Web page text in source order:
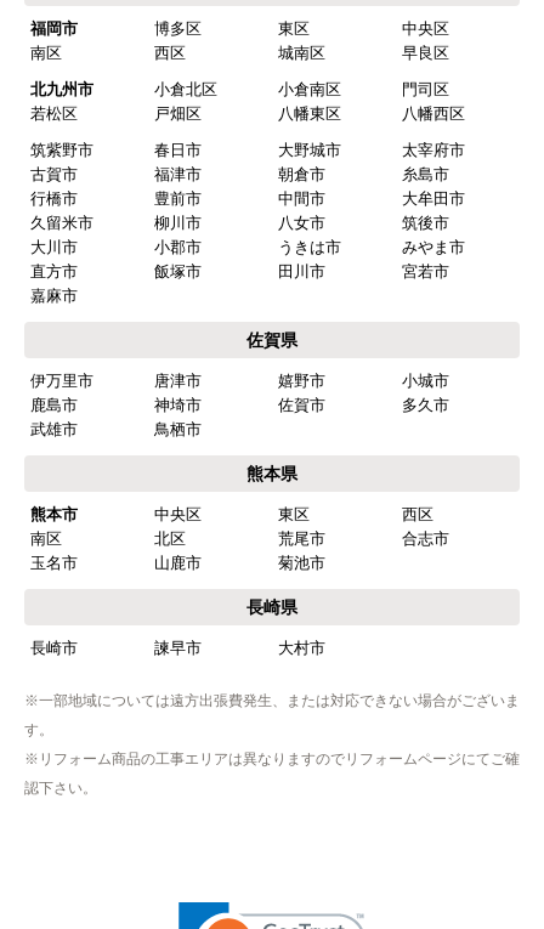
予定の期日までに商品が届きましたか？
商品の梱包は必要十分なものでしたか？
またこのショップを利用したいですか？
文時期】2026年03月頃（モバイルから）
【このショップを選んだ理由は？】
商品価格がお手頃だった
【注文からどのくらいで届きましたか？】
忘れました
【その他感想・コメント】
工事は土曜日に申し込んだが、
たので、仕事を1日休まなければならなかった。
hisahisa229 さん
ショップからの連絡や対応は適切でしたか？
福岡市 博多区 東区
中央区
南区
西区 城南区
早良区
北九州市
小倉北区 小倉南区
門司区
若松区
戸畑区 八幡東区
八幡西区
筑紫野市
春日市 大野城市
太宰府市
古賀市
福津市 朝倉市
糸島市
行橋市
豊前市 中間市
大牟田市
久留米市
柳川市 八女市
筑後市
大川市
小郡市 うきは市
みやま市
直方市
飯塚市 田川市
宮若市
嘉麻市
佐賀県
伊万里市 唐津市 嬉野市
小城市
鹿島市
神埼市 佐賀市
多久市
武雄市
鳥栖市
熊本県
熊本市 中央区 東区
西区
南区
北区 荒尾市
合志市
玉名市
山鹿市 菊池市
長崎県
長崎市 諫早市 大村市
※一部地域については遠方出張費発生、または対応できない場合がございま
す。
※リフォーム商品の工事エリアは異なりますのでリフォームページにてご確
認下さい。